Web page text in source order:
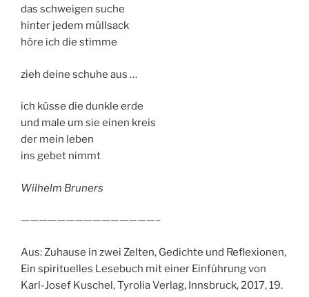
das schweigen suche
hinter jedem müllsack
höre ich die stimme
zieh deine schuhe aus …
ich küsse die dunkle erde
und male um sie einen kreis
der mein leben
ins gebet nimmt
Wilhelm Bruners
———————————————–
Aus: Zuhause in zwei Zelten, Gedichte und Reflexionen,
Ein spirituelles Lesebuch mit einer Einführung von
Karl-Josef Kuschel, Tyrolia Verlag, Innsbruck, 2017, 19.